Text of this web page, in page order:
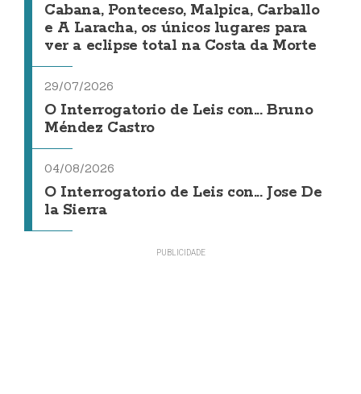
Cabana, Ponteceso, Malpica, Carballo
e A Laracha, os únicos lugares para
ver a eclipse total na Costa da Morte
29/07/2026
O Interrogatorio de Leis con... Bruno
Méndez Castro
04/08/2026
O Interrogatorio de Leis con... Jose De
la Sierra